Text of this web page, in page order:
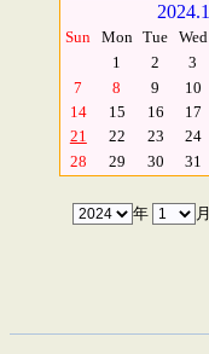
2024.1
Sun Mon Tue Wed
1
2 3
7
8 9 10
14
15 16 17
21
22 23 24
28
29 30 31
年 月